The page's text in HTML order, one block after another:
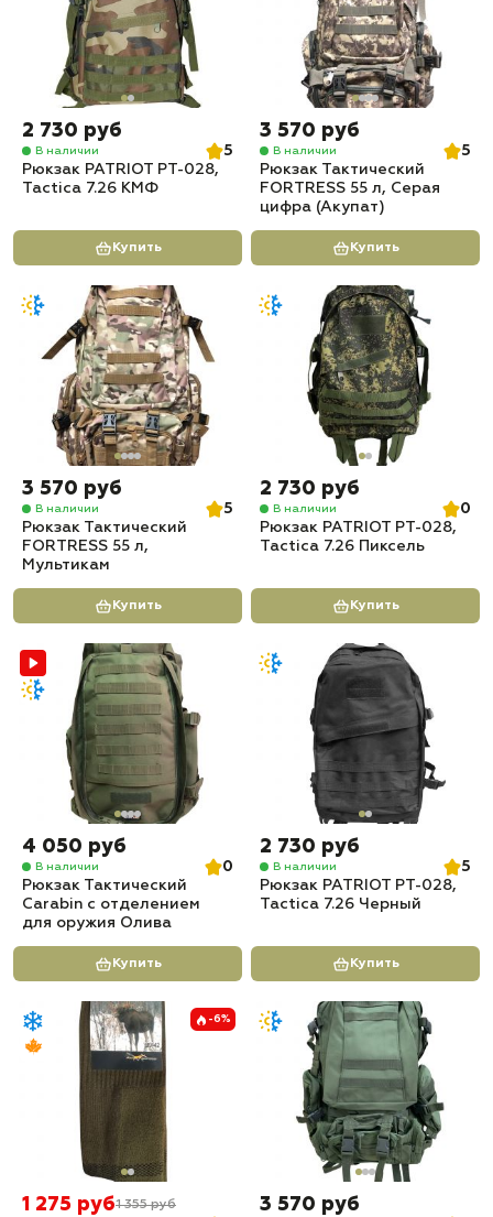
2 730 руб
В наличии
5
Рюкзак PATRIOT РТ-028,
Tactica 7.26 КМФ
Купить
3 570 руб
В наличии
5
Рюкзак Тактический
FORTRESS 55 л, Серая
цифра (Акупат)
Купить
3 570 руб
В наличии
5
Рюкзак Тактический
FORTRESS 55 л,
Мультикам
Купить
2 730 руб
В наличии
0
Рюкзак PATRIOT РТ-028,
Tactica 7.26 Пиксель
Купить
4 050 руб
В наличии
0
Рюкзак Тактический
Carabin с отделением
для оружия Олива
Купить
2 730 руб
В наличии
5
Рюкзак PATRIOT РТ-028,
Tactica 7.26 Черный
Купить
-6%
1 275 руб1 355 руб 3 570 руб